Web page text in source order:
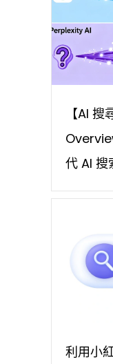
【AI
代 AI 搜
利用小